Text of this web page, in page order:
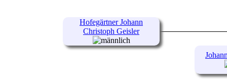
Hofegärtner Johann
Christoph Geisler